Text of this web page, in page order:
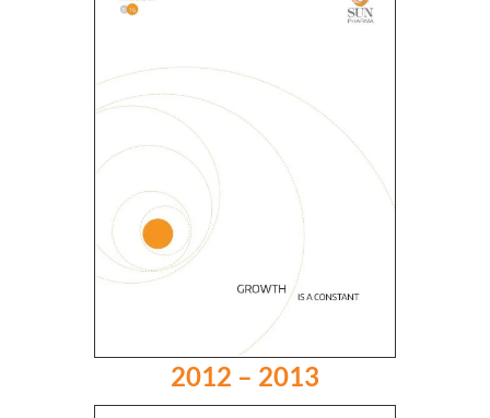
2012 – 2013